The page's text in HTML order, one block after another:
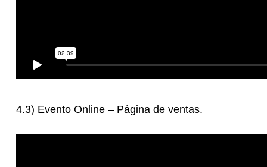
4.3) Evento Online – Página de ventas.